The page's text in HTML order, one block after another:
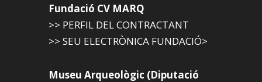
Fundació CV MARQ
>> PERFIL DEL CONTRACTANT
>> SEU ELECTRÒNICA FUNDACIÓ>
Museu Arqueològic (Diputació